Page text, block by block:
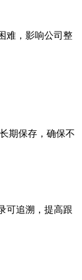
难，影响公司整
期保存，确保不
可追溯，提高跟